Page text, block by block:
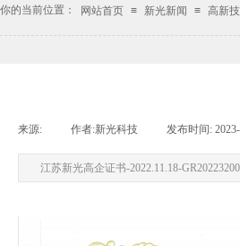
你的当前位置： 网站首页 ≡ 新光新闻 ≡ 高新
来源: 作者:新光科技 发布时间:
江苏新光高企证书-2022.11.18-